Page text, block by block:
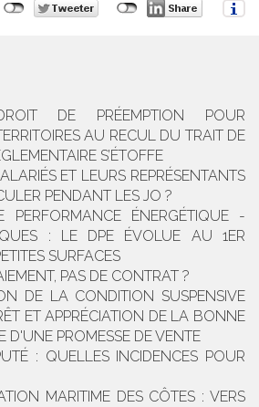
DE PRÉEMPTION POUR
AU RECUL DU TRAIT DE
S’ÉTOFFE
ET LEURS REPRÉSENTANTS
PENDANT LES JO ?
PERFORMANCE ÉNERGÉTIQUE -
: LE DPE ÉVOLUE AU 1ER
SURFACES
PAS DE CONTRAT ?
DE LA CONDITION SUSPENSIVE
ET APPRÉCIATION DE LA BONNE
D'UNE PROMESSE DE VENTE
: QUELLES INCIDENCES POUR
MARITIME DES CÔTES : VERS